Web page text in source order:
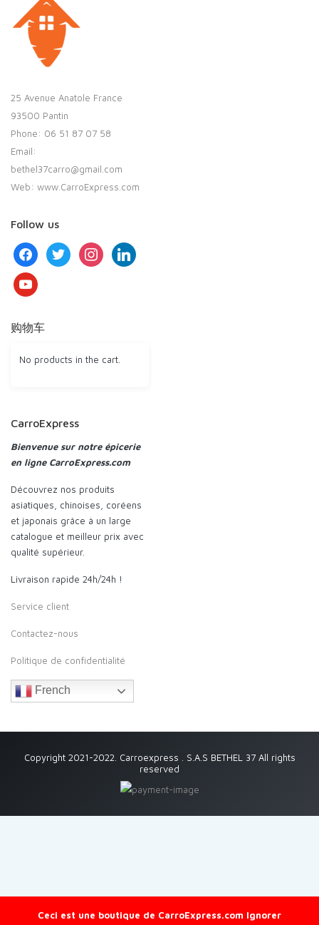
25 Avenue Anatole France
93500 Pantin
Phone: 06 51 87 07 58
Email:
bethel37carro@gmail.com
Web: www.CarroExpress.com
Follow us
facebooktwitter instagramlinkedin
youtube
购物车
No products in the cart.
CarroExpress
Bienvenue sur notre épicerie
en ligne CarroExpress.com
Découvrez nos produits
asiatiques, chinoises, coréens
et japonais grâce à un large
catalogue et meilleur prix avec
qualité supérieur.
Livraison rapide 24h/24h !
Service client
Contactez-nous
Politique de confidentialité
French
Copyright 2021-2022. Carroexpress . S.A.S BETHEL 37 All rights
reserved
Ceci est une boutique de CarroExpress.com Ignorer